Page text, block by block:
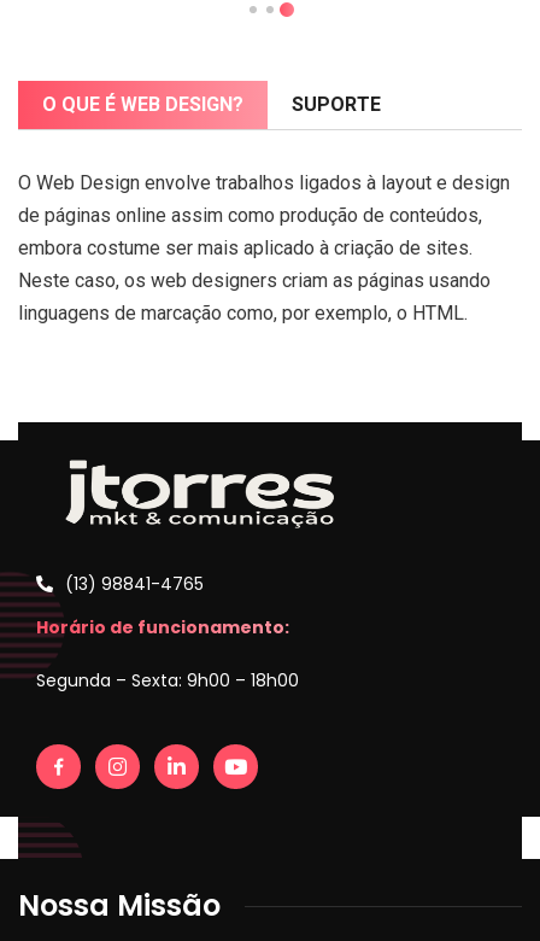
O QUE É WEB DESIGN? SUPORTE
O Web Design envolve trabalhos ligados à layout e design
de páginas online assim como produção de conteúdos,
embora costume ser mais aplicado à criação de sites.
Neste caso, os web designers criam as páginas usando
linguagens de marcação como, por exemplo, o HTML.
(13) 98841-4765
Horário de funcionamento:
Segunda – Sexta: 9h00 – 18h00
Nossa Missão